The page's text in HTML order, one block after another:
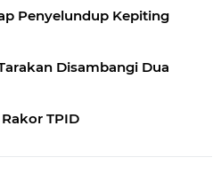
Penyelundup Kepiting
Disambangi Dua
TPID